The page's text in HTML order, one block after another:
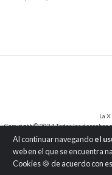
Al continuar navegando el
web en el que se encuentra
Cookies 🍪 de acuerdo con
La
Copyright © 2024 Todos los derechos
como su traducción a